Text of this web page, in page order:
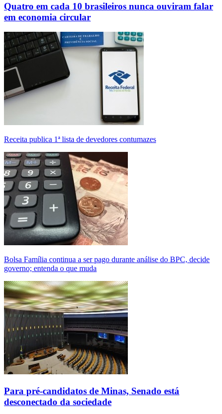
Quatro em cada 10 brasileiros nunca ouviram falar
em economia circular
Receita publica 1ª lista de devedores contumazes
Bolsa Família continua a ser pago durante análise do BPC, decide
governo; entenda o que muda
Para pré-candidatos de Minas, Senado está
desconectado da sociedade